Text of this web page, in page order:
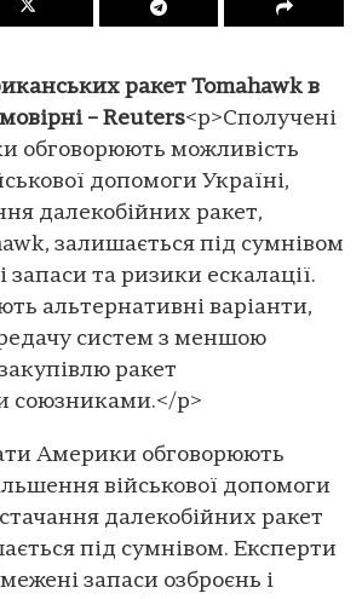
ракет Tomahawk в
– Reuters<p>Сполучені
обговорюють можливість
допомоги Україні,
далекобійних ракет,
залишається під сумнівом
запаси та ризики ескалації.
альтернативні варіанти,
систем з меншою
ракет
союзниками.</p>
Америки обговорюють
військової допомоги
далекобійних ракет
під сумнівом. Експерти
запаси озброєнь і